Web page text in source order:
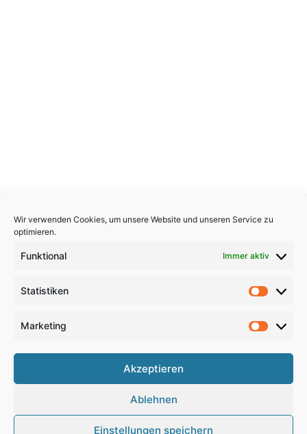
Wir verwenden Cookies, um unsere Website und unseren Service zu
optimieren.
Funktional Immer aktiv
Statistiken
Marketing
Akzeptieren
Ablehnen
Einstellungen speichern
Copyright 2026, All Rights Reserved
Haftungsausschluss